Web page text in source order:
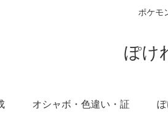
ポケモ
ぽけ
オシャボ・色違い・証